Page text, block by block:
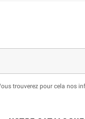
trouverez pour cela nos